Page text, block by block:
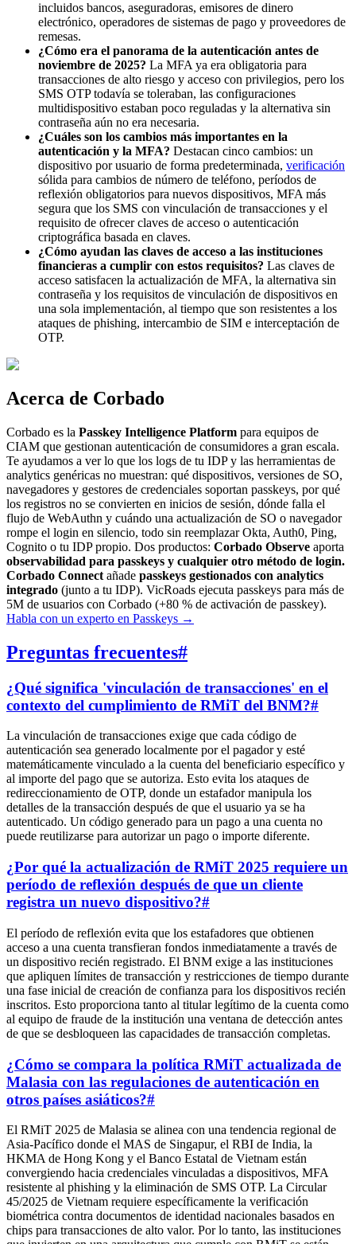
incluidos bancos, aseguradoras, emisores de dinero
electrónico, operadores de sistemas de pago y proveedores de
remesas.
¿Cómo era el panorama de la autenticación antes de
noviembre de 2025? La MFA ya era obligatoria para
transacciones de alto riesgo y acceso con privilegios, pero los
SMS OTP todavía se toleraban, las configuraciones
multidispositivo estaban poco reguladas y la alternativa sin
contraseña aún no era necesaria.
¿Cuáles son los cambios más importantes en la
autenticación y la MFA? Destacan cinco cambios: un
dispositivo por usuario de forma predeterminada, verificación
sólida para cambios de número de teléfono, períodos de
reflexión obligatorios para nuevos dispositivos, MFA más
segura que los SMS con vinculación de transacciones y el
requisito de ofrecer claves de acceso o autenticación
criptográfica basada en claves.
¿Cómo ayudan las claves de acceso a las instituciones
financieras a cumplir con estos requisitos? Las claves de
acceso satisfacen la actualización de MFA, la alternativa sin
contraseña y los requisitos de vinculación de dispositivos en
una sola implementación, al tiempo que son resistentes a los
ataques de phishing, intercambio de SIM e interceptación de
OTP.
Acerca de Corbado
Corbado es la Passkey Intelligence Platform para equipos de
CIAM que gestionan autenticación de consumidores a gran escala.
Te ayudamos a ver lo que los logs de tu IDP y las herramientas de
analytics genéricas no muestran: qué dispositivos, versiones de SO,
navegadores y gestores de credenciales soportan passkeys, por qué
los registros no se convierten en inicios de sesión, dónde falla el
flujo de WebAuthn y cuándo una actualización de SO o navegador
rompe el login en silencio, todo sin reemplazar Okta, Auth0, Ping,
Cognito o tu IDP propio. Dos productos: Corbado Observe aporta
observabilidad para passkeys y cualquier otro método de login.
Corbado Connect añade passkeys gestionados con analytics
integrado (junto a tu IDP). VicRoads ejecuta passkeys para más de
5M de usuarios con Corbado (+80 % de activación de passkey).
Habla con un experto en Passkeys →
Preguntas frecuentes#
¿Qué significa 'vinculación de transacciones' en el
contexto del cumplimiento de RMiT del BNM?#
La vinculación de transacciones exige que cada código de
autenticación sea generado localmente por el pagador y esté
matemáticamente vinculado a la cuenta del beneficiario específico y
al importe del pago que se autoriza. Esto evita los ataques de
redireccionamiento de OTP, donde un estafador manipula los
detalles de la transacción después de que el usuario ya se ha
autenticado. Un código generado para un pago a una cuenta no
puede reutilizarse para autorizar un pago o importe diferente.
¿Por qué la actualización de RMiT 2025 requiere un
período de reflexión después de que un cliente
registra un nuevo dispositivo?#
El período de reflexión evita que los estafadores que obtienen
acceso a una cuenta transfieran fondos inmediatamente a través de
un dispositivo recién registrado. El BNM exige a las instituciones
que apliquen límites de transacción y restricciones de tiempo durante
una fase inicial de creación de confianza para los dispositivos recién
inscritos. Esto proporciona tanto al titular legítimo de la cuenta como
al equipo de fraude de la institución una ventana de detección antes
de que se desbloqueen las capacidades de transacción completas.
¿Cómo se compara la política RMiT actualizada de
Malasia con las regulaciones de autenticación en
otros países asiáticos?#
El RMiT 2025 de Malasia se alinea con una tendencia regional de
Asia-Pacífico donde el MAS de Singapur, el RBI de India, la
HKMA de Hong Kong y el Banco Estatal de Vietnam están
convergiendo hacia credenciales vinculadas a dispositivos, MFA
resistente al phishing y la eliminación de SMS OTP. La Circular
45/2025 de Vietnam requiere específicamente la verificación
biométrica contra documentos de identidad nacionales basados en
chips para transacciones de alto valor. Por lo tanto, las instituciones